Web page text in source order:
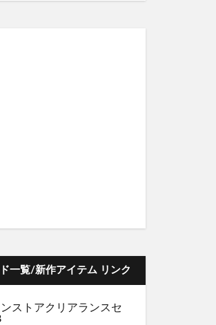
一覧/新作アイテム リンク
ストアクリアランスセ